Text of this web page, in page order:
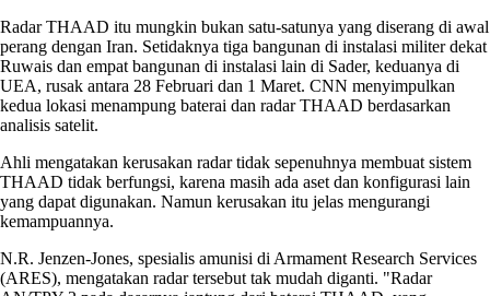
Radar THAAD itu mungkin bukan satu-satunya yang diserang di awal
perang dengan Iran. Setidaknya tiga bangunan di instalasi militer dekat
Ruwais dan empat bangunan di instalasi lain di Sader, keduanya di
UEA, rusak antara 28 Februari dan 1 Maret. CNN menyimpulkan
kedua lokasi menampung baterai dan radar THAAD berdasarkan
analisis satelit.
Ahli mengatakan kerusakan radar tidak sepenuhnya membuat sistem
THAAD tidak berfungsi, karena masih ada aset dan konfigurasi lain
yang dapat digunakan. Namun kerusakan itu jelas mengurangi
kemampuannya.
N.R. Jenzen-Jones, spesialis amunisi di Armament Research Services
(ARES), mengatakan radar tersebut tak mudah diganti. "Radar